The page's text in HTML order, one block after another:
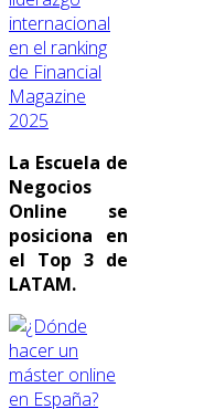
internacional
en el ranking
de Financial
Magazine
2025
La Escuela de
Negocios
Online se
posiciona en
el Top 3 de
LATAM.